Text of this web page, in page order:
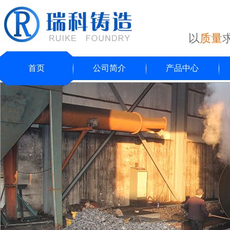
以质量
首页 公司简介 产品中心